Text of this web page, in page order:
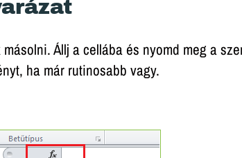
Állj a cellába és nyomd meg a
ha már rutinosabb vagy.
Feliratkozom